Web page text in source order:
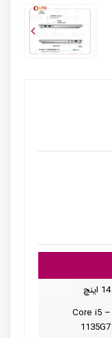
14 اینچ
Core i5 –
1135G7